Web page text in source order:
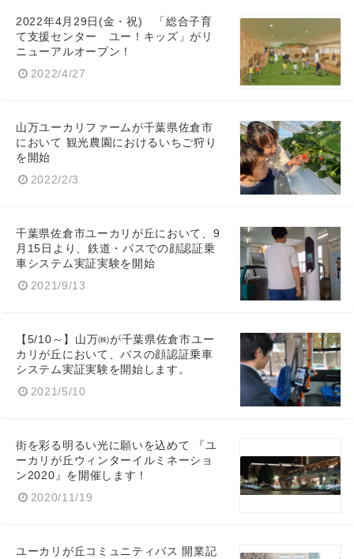
2022年4月29日(金・祝) 「総合子育
て支援センター ユー！キッズ」がリ
ニューアルオープン！
2022/4/27
山万ユーカリファームが千葉県佐倉市
において 観光農園におけるいちご狩り
を開始
2022/2/3
千葉県佐倉市ユーカリが丘において、9
月15日より、鉄道・バスでの顔認証乗
車システム実証実験を開始
2021/9/13
【5/10～】山万㈱が千葉県佐倉市ユー
カリが丘において、バスの顔認証乗車
システム実証実験を開始します。
2021/5/10
街を彩る明るい光に願いを込めて 『ユ
ーカリが丘ウィンターイルミネーショ
ン2020』を開催します！
2020/11/19
ユーカリが丘コミュニティバス 開業記
Japanese
English